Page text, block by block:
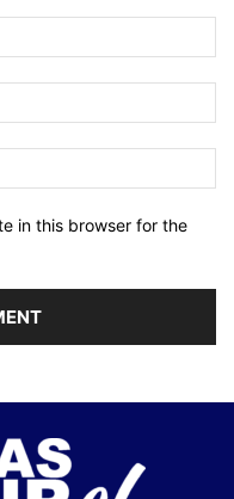
in this browser for the